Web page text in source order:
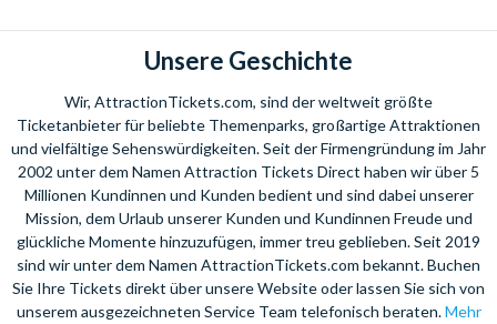
Unsere Geschichte
Wir, AttractionTickets.com, sind der weltweit größte
Ticketanbieter für beliebte Themenparks, großartige Attraktionen
und vielfältige Sehenswürdigkeiten. Seit der Firmengründung im Jahr
2002 unter dem Namen Attraction Tickets Direct haben wir über 5
Millionen Kundinnen und Kunden bedient und sind dabei unserer
Mission, dem Urlaub unserer Kunden und Kundinnen Freude und
glückliche Momente hinzuzufügen, immer treu geblieben. Seit 2019
sind wir unter dem Namen AttractionTickets.com bekannt. Buchen
Sie Ihre Tickets direkt über unsere Website oder lassen Sie sich von
unserem ausgezeichneten Service Team telefonisch beraten.Mehr